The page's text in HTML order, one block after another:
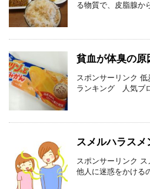
る物質で、皮脂腺か
貧血が体臭の原
スポンサーリンク
ランキング 人気ブ
スメルハラスメ
スポンサーリンク
他人に迷惑をかける